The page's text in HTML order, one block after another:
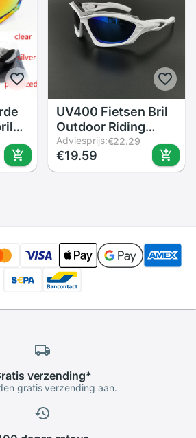
UV400 Fietsen Bril
Outdoor Riding
Running Vissen
Goggles Gafas Mtb
Sport Racefiets
Adviesprijs:€22.29
€19.59
verzending*
gratis verzending aan.